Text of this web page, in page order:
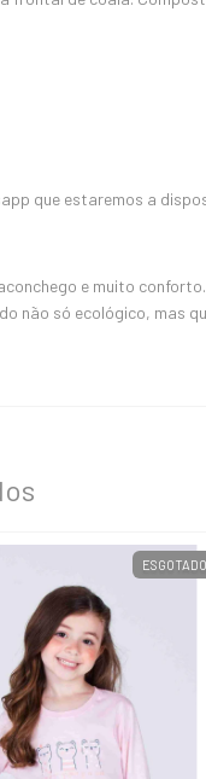
que estaremos a
e muito
não só ecológico, mas
ESGOTADO